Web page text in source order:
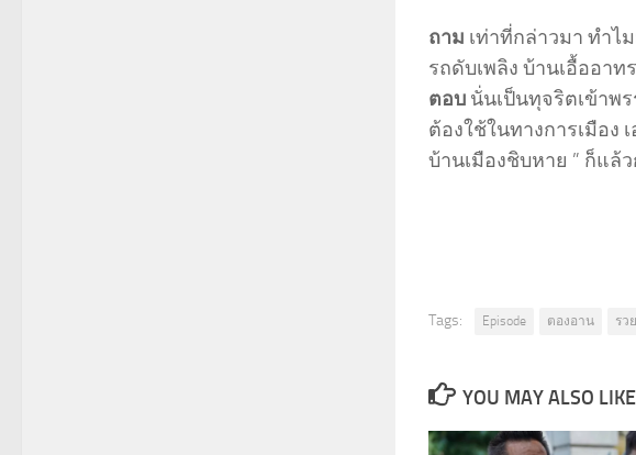
ถาม เท่าที่กล่าวมา ทำไ
รถดับเพลิง บ้านเอื้ออา
ตอบ นั่นเป็นทุจริตเข้าพ
ต้องใช้ในทางการเมือง
บ้านเมืองชิบหาย ” ก็แล้
Tags: Episode ตองอาน รว
YOU MAY ALSO